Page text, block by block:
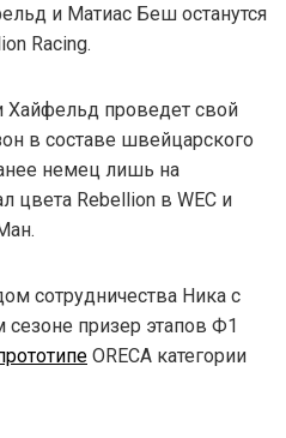
и Матиас Беш останутся
Racing.
проведет свой
в составе швейцарского
немец лишь на
цвета Rebellion в WEC и
сотрудничества Ника с
призер этапов Ф1
ORECA категории